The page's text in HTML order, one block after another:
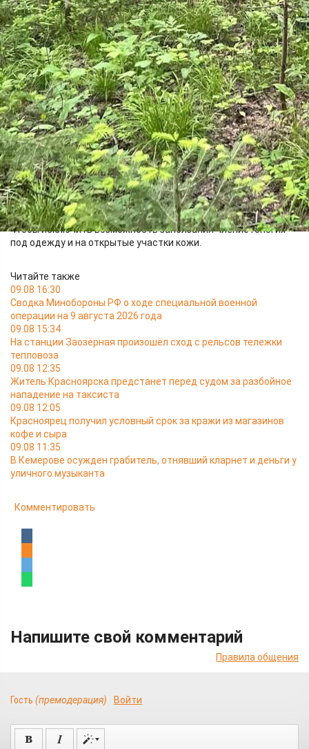
спасательного отделения получили сообщение, что в районе
озера Малый Кызыкуль группа из 4 человек застряла на
легковом автомобиле в лесу. Так как вокруг болотистая
местность, самостоятельно выехать они не могли,
требовалась их эвакуация.
Спасатели выехали в обозначенное место, отыскали в лесу 4
граждан, эвакуировали их и передали сотрудникам МВД.
Вечером 35-летний мужчина мужчина заблудился в лесу в
районе станции "Снежница". Об этом он сообщил, позвонив
по телефону 112.
Спасатели Красноярского поисково-спасательного отряда
более 2 часов искали потерявшегося. Когда в лесной чаще
они его обнаружили, то заметили на нём впившихся клещей.
Мужчину эвакуировали из леса и передали сотрудникам
полиции.
Чтобы избежать укуса клещей, советуем пользоваться
репеллентами и перед походом походом в лес одеваться так,
чтобы исключить возможность заползания членистоногих
под одежду и на открытые участки кожи.
Читайте также
09.08 16:30
Сводка Минобороны РФ о ходе специальной военной
операции на 9 августа 2026 года
09.08 15:34
На станции Заозёрная произошёл сход с рельсов тележки
тепловоза
09.08 12:35
Житель Красноярска предстанет перед судом за разбойное
нападение на таксиста
09.08 12:05
Красноярец получил условный срок за кражи из магазинов
кофе и сыра
09.08 11:35
В Кемерове осужден грабитель, отнявший кларнет и деньги у
уличного музыканта
Комментировать
Напишите свой комментарий
Правила общения
Гость (премодерация) Войти